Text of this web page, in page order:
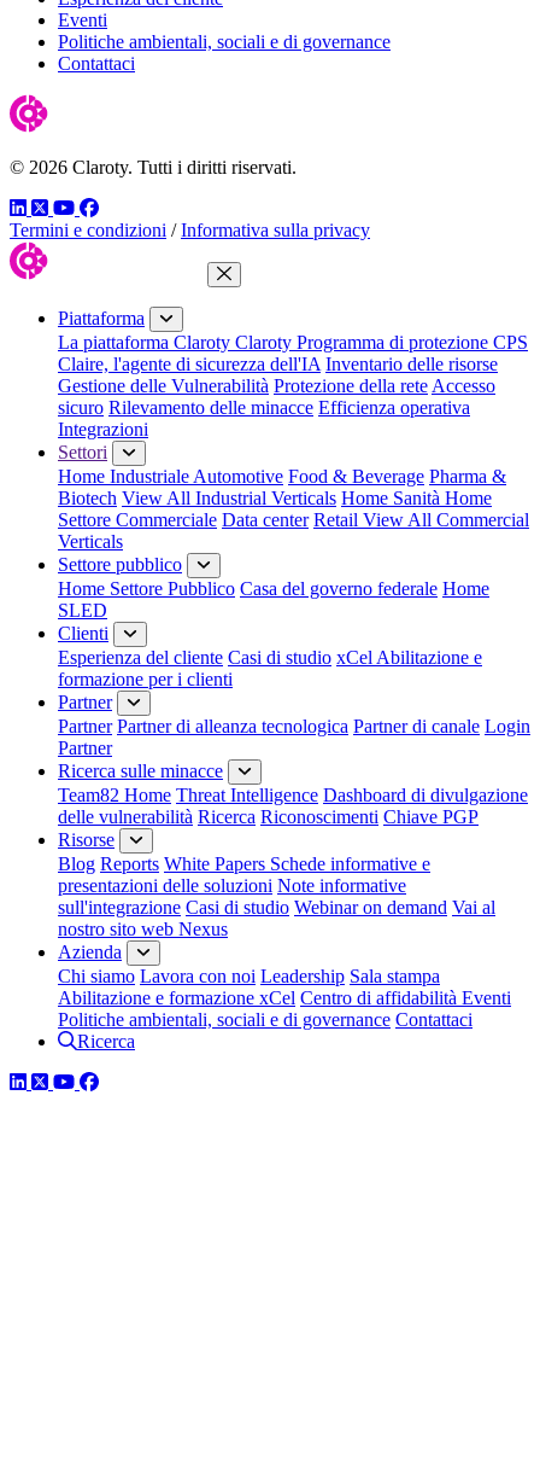
Eventi
Politiche ambientali, sociali e di governance
Contattaci
© 2026 Claroty. Tutti i diritti riservati.
LinkedIn
TwitterYouTube
Facebook
Termini e condizioni / Informativa sulla privacy
Chiudi menu
Piattaforma
La piattaforma Claroty Claroty Programma di protezione CPS
Claire, l'agente di sicurezza dell'IA Inventario delle risorse
Gestione delle Vulnerabilità Protezione della rete Accesso
sicuro Rilevamento delle minacce Efficienza operativa
Integrazioni
Settori
Home Industriale Automotive Food & Beverage Pharma &
Biotech View All Industrial Verticals Home Sanità Home
Settore Commerciale Data center Retail View All Commercial
Verticals
Settore pubblico
Home Settore Pubblico Casa del governo federale Home
SLED
Clienti
Esperienza del cliente Casi di studio xCel Abilitazione e
formazione per i clienti
Partner
Partner Partner di alleanza tecnologica Partner di canale Login
Partner
Ricerca sulle minacce
Team82 Home Threat Intelligence Dashboard di divulgazione
delle vulnerabilità Ricerca Riconoscimenti Chiave PGP
Risorse
Blog Reports White Papers Schede informative e
presentazioni delle soluzioni Note informative
sull'integrazione Casi di studio Webinar on demand Vai al
nostro sito web Nexus
Azienda
Chi siamo Lavora con noi Leadership Sala stampa
Abilitazione e formazione xCel Centro di affidabilità Eventi
Politiche ambientali, sociali e di governance Contattaci
Ricerca
LinkedIn
TwitterYouTube
Facebook